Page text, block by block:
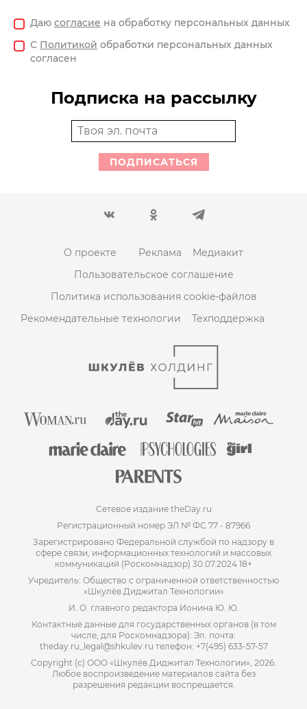
Даю согласие на обработку персональных данных
С Политикой обработки персональных данных
согласен
Подписка на рассылку
ПОДПИСАТЬСЯ
О проекте Реклама
Медиакит
Пользовательское соглашение
Политика использования cookie-файлов
Рекомендательные технологии
Техподдержка
Сетевое издание theDay.ru
Регистрационный номер ЭЛ № ФС 77 - 87966
Зарегистрировано Федеральной службой по надзору в
сфере связи, информационных технологий и массовых
коммуникаций (Роскомнадзор) 30.07.2024 18+
Учредитель: Общество с ограниченной ответственностью
«Шкулёв Диджитал Технологии»
И. О. главного редактора Ионина Ю. Ю.
Контактные данные для государственных органов (в том
числе, для Роскомнадзора): Эл. почта:
theday.ru_legal@shkulev.ru телефон: +7(495) 633-57-57
Copyright (с) ООО «Шкулёв Диджитал Технологии», 2026.
Любое воспроизведение материалов сайта без
разрешения редакции воспрещается.